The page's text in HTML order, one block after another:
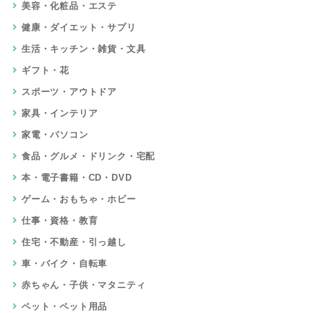
美容・化粧品・エステ
健康・ダイエット・サプリ
生活・キッチン・雑貨・文具
ギフト・花
スポーツ・アウトドア
家具・インテリア
家電・パソコン
食品・グルメ・ドリンク・宅配
本・電子書籍・CD・DVD
ゲーム・おもちゃ・ホビー
仕事・資格・教育
住宅・不動産・引っ越し
車・バイク・自転車
赤ちゃん・子供・マタニティ
ペット・ペット用品